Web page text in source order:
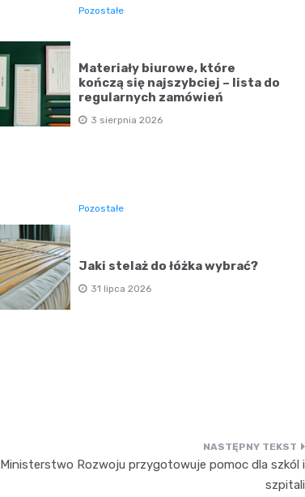
Pozostałe
Materiały biurowe, które
kończą się najszybciej – lista do
regularnych zamówień
3 sierpnia 2026
Pozostałe
Jaki stelaż do łóżka wybrać?
31 lipca 2026
Ministerstwo Rozwoju przygotowuje pomoc dla szkól i
szpitali